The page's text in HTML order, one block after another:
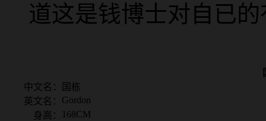
道这是钱博士对自已
中文名：
国栋
英文名： Gordon
身高：
168CM